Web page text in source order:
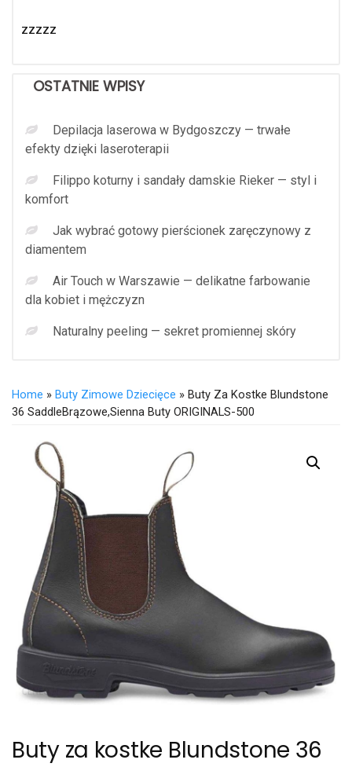
zzzzz
OSTATNIE WPISY
Depilacja laserowa w Bydgoszczy — trwałe
efekty dzięki laseroterapii
Filippo koturny i sandały damskie Rieker — styl i
komfort
Jak wybrać gotowy pierścionek zaręczynowy z
diamentem
Air Touch w Warszawie — delikatne farbowanie
dla kobiet i mężczyzn
Naturalny peeling — sekret promiennej skóry
Home » Buty Zimowe Dziecięce » Buty Za Kostke Blundstone
36 SaddleBrązowe,sienna Buty ORIGINALS-500
Buty za kostke Blundstone 36